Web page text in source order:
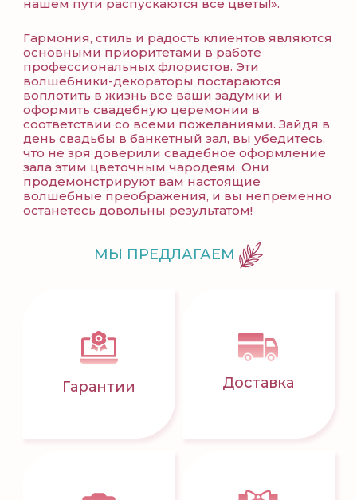
нашем пути распускаются все цветы!».
Гармония, стиль и радость клиентов являются
основными приоритетами в работе
профессиональных флористов. Эти
волшебники-декораторы постараются
воплотить в жизнь все ваши задумки и
оформить свадебную церемонии в
соответствии со всеми пожеланиями. Зайдя в
день свадьбы в банкетный зал, вы убедитесь,
что не зря доверили свадебное оформление
зала этим цветочным чародеям. Они
продемонстрируют вам настоящие
волшебные преображения, и вы непременно
останетесь довольны результатом!
МЫ ПРЕДЛАГАЕМ
Гарантии Доставка